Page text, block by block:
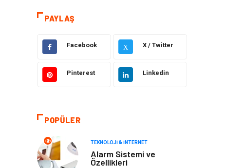
Güzellik & Bakım
Makine Giyim
Tatil Organizasyon
Mobilya
Turizm Tekstil
PAYLAŞ
Facebook X X / Twitter
Pinterest Linkedin
POPÜLER
TEKNOLOJI & İNTERNET
Alarm Sistemi ve
Özellikleri